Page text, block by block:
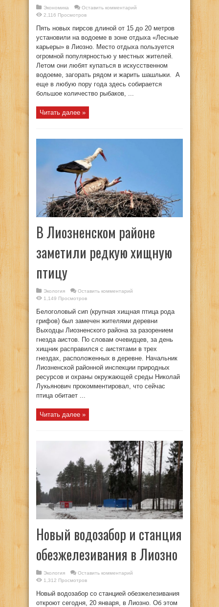
Экономика
Оставить комментарий
2,116 Просмотров
Пять новых пирсов длиной от 15 до 20 метров
установили на водоеме в зоне отдыха «Лесные
карьеры» в Лиозно. Место отдыха пользуется
огромной популярностью у местных жителей.
Летом они любят купаться в искусственном
водоеме, загорать рядом и жарить шашлыки. А
еще в любую пору года здесь собирается
большое количество рыбаков, ...
Читать далее »
В Лиозненском районе
заметили редкую хищную
птицу
Экология
Оставить комментарий
1,149 Просмотров
Белоголовый сип (крупная хищная птица рода
грифов) был замечен жителями деревни
Выходцы Лиозненского района за разорением
гнезда аистов. По словам очевидцев, за день
хищник расправился с аистятами в трех
гнездах, расположенных в деревне. Начальник
Лиозненской районной инспекции природных
ресурсов и охраны окружающей среды Николай
Лукьянович прокомментировал, что сейчас
птица обитает ...
Читать далее »
Новый водозабор и станция
обезжелезивания в Лиозно
Экология
Оставить комментарий
1,312 Просмотров
Новый водозабор со станцией обезжелезивания
откроют сегодня, 20 января, в Лиозно. Об этом